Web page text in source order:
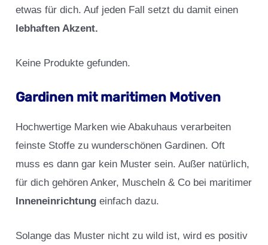
etwas für dich. Auf jeden Fall setzt du damit einen
lebhaften Akzent.
Keine Produkte gefunden.
Gardinen mit maritimen Motiven
Hochwertige Marken wie Abakuhaus verarbeiten
feinste Stoffe zu wunderschönen Gardinen. Oft
muss es dann gar kein Muster sein. Außer natürlich,
für dich gehören Anker, Muscheln & Co bei maritimer
Inneneinrichtung einfach dazu.
Solange das Muster nicht zu wild ist, wird es positiv